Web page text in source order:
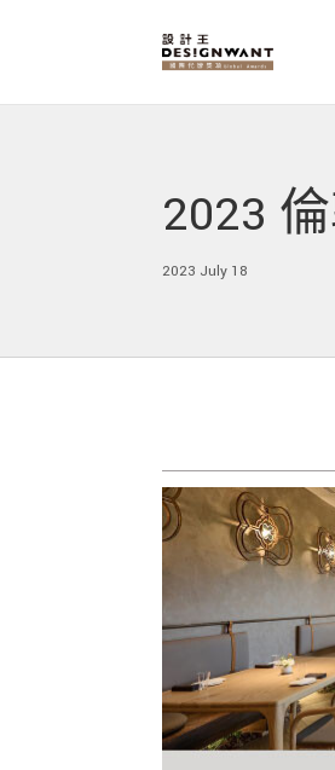
2023
2023 July 18